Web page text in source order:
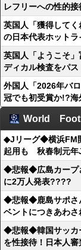
レフリーへの性的接
英国人「獲得して
の日本代表ホット
英国人「ようこそ
ディカル検査をパス
外国人「2026年バ
冠でも初受賞か!?海
World
◆Jリーグ◆横浜FM
起用も 秋春制元年
◆悲報◆広島カープ
に2万人発表????
◆悲報◆鹿島サポさ
ベントにつきあわさ
◆悲報◆韓国サッカ
を性接待！日本人